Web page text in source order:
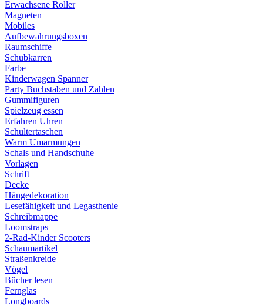
Erwachsene Roller
Magneten
Mobiles
Aufbewahrungsboxen
Raumschiffe
Schubkarren
Farbe
Kinderwagen Spanner
Party Buchstaben und Zahlen
Gummifiguren
Spielzeug essen
Erfahren Uhren
Schultertaschen
Warm Umarmungen
Schals und Handschuhe
Vorlagen
Schrift
Decke
Hängedekoration
Lesefähigkeit und Legasthenie
Schreibmappe
Loomstraps
2-Rad-Kinder Scooters
Schaumartikel
Straßenkreide
Vögel
Bücher lesen
Fernglas
Longboards